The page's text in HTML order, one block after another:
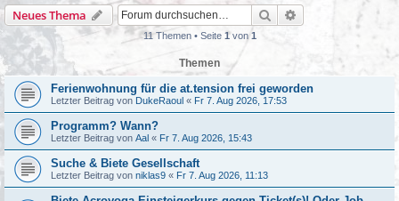
Neues Thema Suche Erweiterte Suche
11 Themen • Seite 1von1
Themen
Ferienwohnung für die at.tension frei geworden
Letzter Beitrag von DukeRaoul « Fr 7. Aug 2026, 17:53
Programm? Wann?
Letzter Beitrag von Aal « Fr 7. Aug 2026, 15:43
Suche & Biete Gesellschaft
Letzter Beitrag von niklas9 « Fr 7. Aug 2026, 11:13